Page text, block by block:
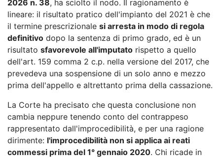
2026 n. 38, ha sciolto il nodo. Il ragionamento è
lineare: il risultato pratico dell'impianto del 2021 è che
il termine prescrizionale si arresta in modo di regola
definitivo dopo la sentenza di primo grado, ed è un
risultato sfavorevole all'imputato rispetto a quello
dell'art. 159 comma 2 c.p. nella versione del 2017, che
prevedeva una sospensione di un solo anno e mezzo
prima dell'appello e altrettanto prima della cassazione.
La Corte ha precisato che questa conclusione non
cambia neppure tenendo conto del contrappeso
rappresentato dall'improcedibilità, e per una ragione
dirimente: l'improcedibilità non si applica ai reati
commessi prima del 1° gennaio 2020. Chi ricade in